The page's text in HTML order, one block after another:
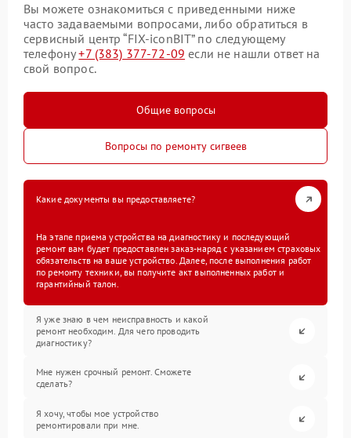
Вы можете ознакомиться с приведенными ниже
часто задаваемыми вопросами, либо обратиться в
сервисный центр “FIX-iconBIT” по следующему
телефону+7 (383) 377-72-09 если не нашли ответ на
свой вопрос.
Общие вопросы
Вопросы по ремонту сигвеев
Какие документы вы предоставляете?
На этапе приема устройства на диагностику и последующий
ремонт вам будет предоставлен заказ-наряд с указанием страховых
обязательств на ваше устройство. Далее, после выполнения работ
по ремонту техники, вы получите акт выполненных работ и
гарантийный талон.
Я уже знаю в чем неисправность и какой
ремонт необходим. Для чего проводить
диагностику?
Мне нужен срочный ремонт. Сможете
сделать?
Я хочу, чтобы мое устройство
ремонтировали при мне.